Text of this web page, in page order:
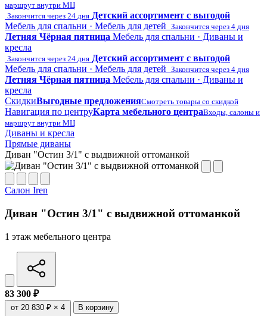
маршрут внутри МЦ
Закончится через 24 дня Детский ассортимент с выгодой
Мебель для спальни · Мебель для детей Закончится через 4 дня
Летняя Чёрная пятница Мебель для спальни · Диваны и
кресла
Закончится через 24 дня Детский ассортимент с выгодой
Мебель для спальни · Мебель для детей Закончится через 4 дня
Летняя Чёрная пятница Мебель для спальни · Диваны и
кресла
СкидкиВыгодные предложенияСмотреть товары со скидкой
Навигация по центруКарта мебельного центраВходы, салоны и
маршрут внутри МЦ
Диваны и кресла
Прямые диваны
Диван "Остин 3/1" с выдвижной оттоманкой
Салон Iren
Диван "Остин 3/1" с выдвижной оттоманкой
1 этаж мебельного центра
83 300 ₽
от 20 830 ₽ × 4 В корзину